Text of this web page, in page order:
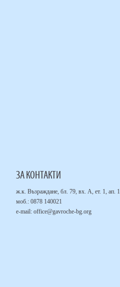
ЗА КОНТАКТИ
ж.к. Възраждане, бл. 79, вх. А, ет. 1, ап. 1
моб.: 0878 140021
е-mail: office@gavroche-bg.org